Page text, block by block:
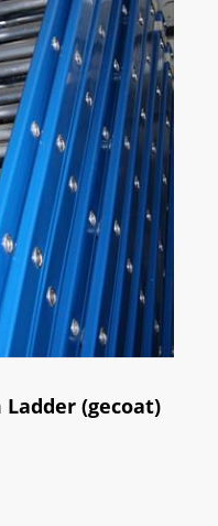
(gecoat)